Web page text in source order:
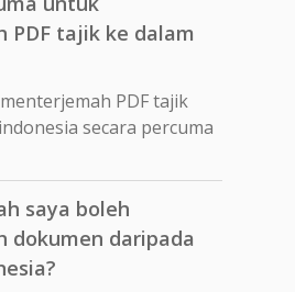
PDF tajik ke dalam
PDF tajik
secara percuma
saya boleh
dokumen daripada